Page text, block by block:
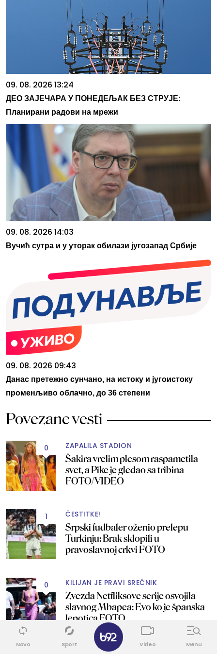
09. 08. 2026 13:24
ДЕО ЗАЈЕЧАРА У ПОНЕДЕЉАК БЕЗ СТРУЈЕ:
Планирани радови на мрежи
09. 08. 2026 14:03
Вучић сутра и у уторак обилази југозапад Србије
09. 08. 2026 09:43
Данас претежно сунчано, на истоку и југоистоку
променљиво облачно, до 36 степени
Povezane vesti
0 ZAPALILA STADION
Šakira vrelim plesom raspametila
svet, a Pike je gledao sa tribina
FOTO/VIDEO
1 ČESTITKE!
Srpski fudbaler oženio prelepu
Turkinju: Brak sklopili u
pravoslavnoj crkvi FOTO
0 KILIJAN JE PRAVI SREĆNIK
Zvezda Netfliksove serije osvojila
slavnog Mbapea: Evo ko je španska
lepotica FOTO
PRVO PLAVUŠA, SAD CRNKA?
Novo Sport Video Menu
✕